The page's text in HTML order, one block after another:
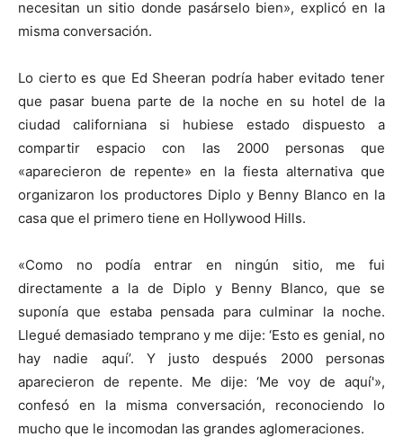
necesitan un sitio donde pasárselo bien», explicó en la
misma conversación.
Lo cierto es que Ed Sheeran podría haber evitado tener
que pasar buena parte de la noche en su hotel de la
ciudad californiana si hubiese estado dispuesto a
compartir espacio con las 2000 personas que
«aparecieron de repente» en la fiesta alternativa que
organizaron los productores Diplo y Benny Blanco en la
casa que el primero tiene en Hollywood Hills.
«Como no podía entrar en ningún sitio, me fui
directamente a la de Diplo y Benny Blanco, que se
suponía que estaba pensada para culminar la noche.
Llegué demasiado temprano y me dije: ‘Esto es genial, no
hay nadie aquí’. Y justo después 2000 personas
aparecieron de repente. Me dije: ‘Me voy de aquí'»,
confesó en la misma conversación, reconociendo lo
mucho que le incomodan las grandes aglomeraciones.